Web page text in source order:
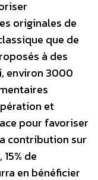
originales de
que de
à des
environ 3000
et
pour favoriser
contribution sur
de
en bénéficier